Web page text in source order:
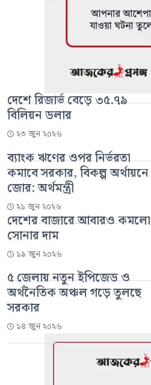
দেশে রিজার্ভ বেড়ে ৩৫.৭৯
বিলিয়ন ডলার
২৩ জুন ২০২৬
ব্যাংক ঋণের ওপর নির্ভরতা
কমাবে সরকার, বিকল্প অর্থায়নে
জোর: অর্থমন্ত্রী
২১ জুন ২০২৬
দেশের বাজারে আবারও কমলো
সোনার দাম
১৯ জুন ২০২৬
৫ জেলায় নতুন ইপিজেড ও
অর্থনৈতিক অঞ্চল গড়ে তুলছে
সরকার
১৪ জুন ২০২৬